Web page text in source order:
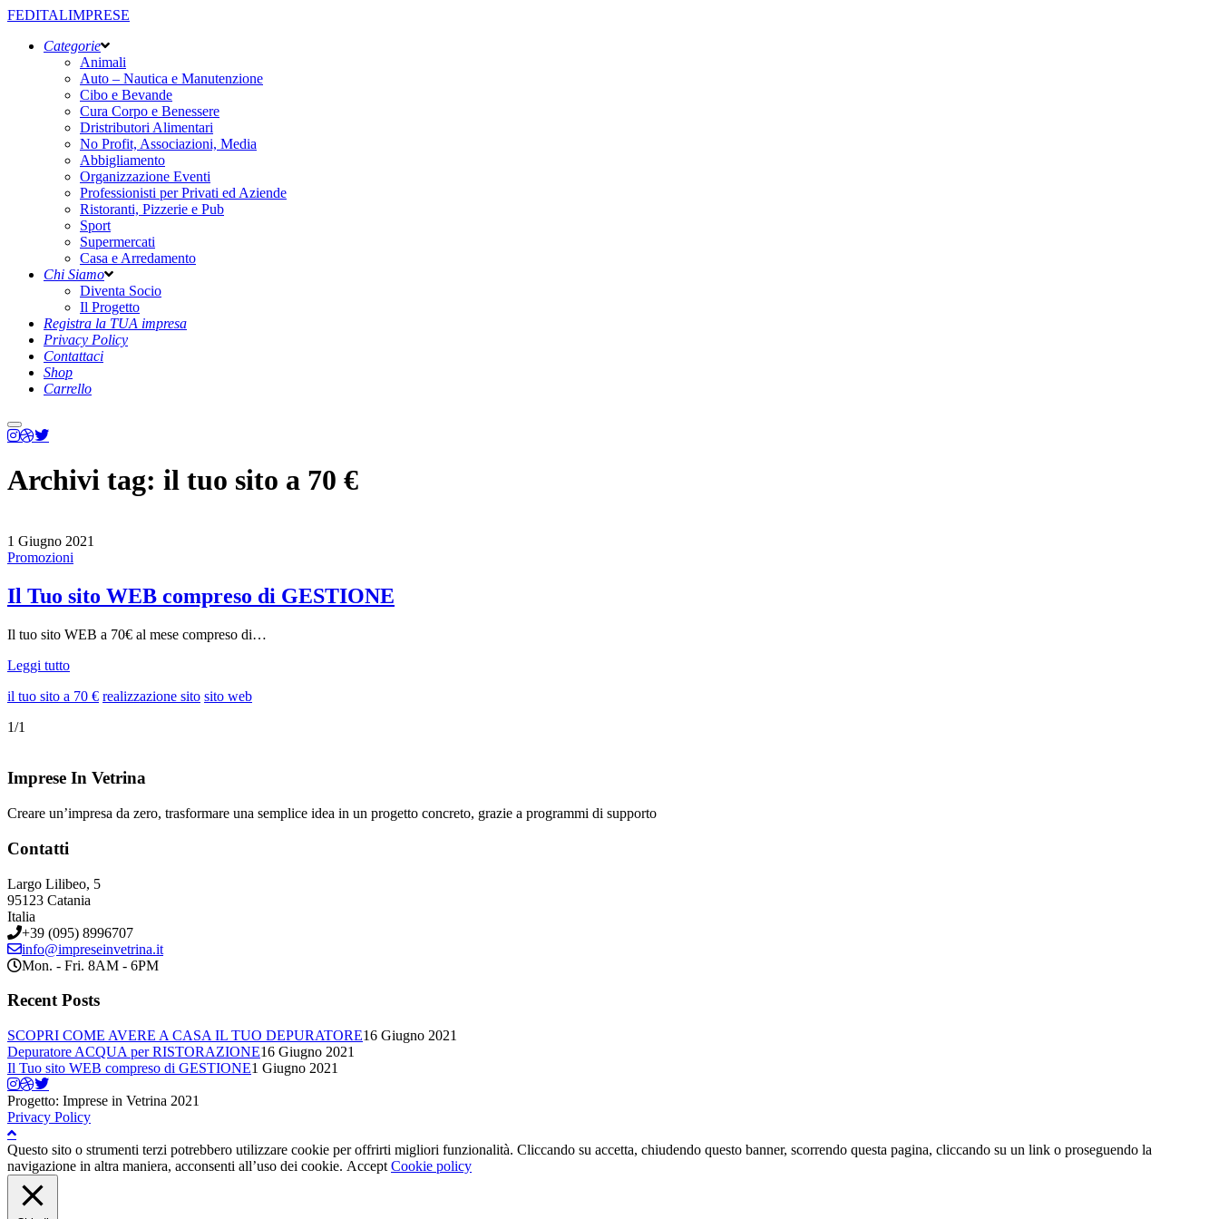
FEDITALIMPRESE
Categorie
Animali
Auto – Nautica e Manutenzione
Cibo e Bevande
Cura Corpo e Benessere
Dristributori Alimentari
No Profit, Associazioni, Media
Abbigliamento
Organizzazione Eventi
Professionisti per Privati ed Aziende
Ristoranti, Pizzerie e Pub
Sport
Supermercati
Casa e Arredamento
Chi Siamo
Diventa Socio
Il Progetto
Registra la TUA impresa
Privacy Policy
Contattaci
Shop
Carrello
Menu
principale
Archivi tag: il tuo sito a 70 €
1 Giugno 2021
Promozioni
Il Tuo sito WEB compreso di GESTIONE
Il tuo sito WEB a 70€ al mese compreso di…
Leggi tutto
il tuo sito a 70 € realizzazione sito sito web
1/1
Imprese In Vetrina
Creare un’impresa da zero, trasformare una semplice idea in un progetto concreto, grazie a programmi di supporto
Contatti
Largo Lilibeo, 5
95123 Catania
Italia
+39 (095) 8996707
info@impreseinvetrina.it
Mon. - Fri. 8AM - 6PM
Recent Posts
SCOPRI COME AVERE A CASA IL TUO DEPURATORE16 Giugno 2021
Depuratore ACQUA per RISTORAZIONE16 Giugno 2021
Il Tuo sito WEB compreso di GESTIONE1 Giugno 2021
Progetto: Imprese in Vetrina 2021
Privacy Policy
Questo sito o strumenti terzi potrebbero utilizzare cookie per offrirti migliori funzionalità. Cliccando su accetta, chiudendo questo banner, scorrendo questa pagina, cliccando su un link o proseguendo la
navigazione in altra maniera, acconsenti all’uso dei cookie. Accept Cookie policy